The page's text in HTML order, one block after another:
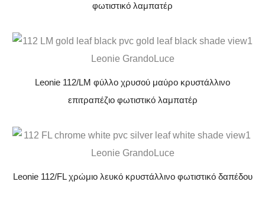
φωτιστικό λαμπατέρ
Leonie 112/LM φύλλο χρυσού μαύρο κρυστάλλινο
επιτραπέζιο φωτιστικό λαμπατέρ
Leonie 112/FL χρώμιο λευκό κρυστάλλινο φωτιστικό δαπέδου